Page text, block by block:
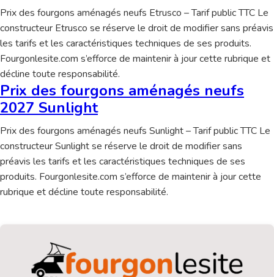
Prix des fourgons aménagés neufs Etrusco – Tarif public TTC Le
constructeur Etrusco se réserve le droit de modifier sans préavis
les tarifs et les caractéristiques techniques de ses produits.
Fourgonlesite.com s’efforce de maintenir à jour cette rubrique et
décline toute responsabilité.
Prix des fourgons aménagés neufs
2027 Sunlight
Prix des fourgons aménagés neufs Sunlight – Tarif public TTC Le
constructeur Sunlight se réserve le droit de modifier sans
préavis les tarifs et les caractéristiques techniques de ses
produits. Fourgonlesite.com s’efforce de maintenir à jour cette
rubrique et décline toute responsabilité.